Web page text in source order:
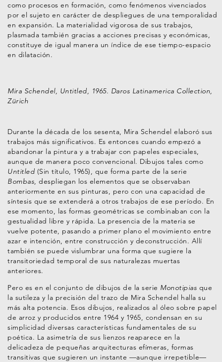
como procesos en formación, como fenómenos vivenciados
por el sujeto en carácter de despliegues de una temporalidad
en expansión. La materialidad vigorosa de sus trabajos,
plasmada también gracias a acciones precisas y económicas,
constituye de igual manera un índice de ese tiempo-espacio
en dilatación.
Mira Schendel, Untitled, 1965. Daros Latinamerica Collection,
Zürich
Durante la década de los sesenta, Mira Schendel elaboró sus
trabajos más significativos. Es entonces cuando empezó a
abandonar la pintura y a trabajar con papeles especiales,
aunque de manera poco convencional. Dibujos tales como
Untitled (Sin título, 1965), que forma parte de la serie
Bombas, despliegan los elementos que se observaban
anteriormente en sus pinturas, pero con una capacidad de
síntesis que se extenderá a otros trabajos de ese período. En
ese momento, las formas geométricas se combinaban con la
gestualidad libre y rápida. La presencia de la materia se
vuelve potente, pasando a primer plano el movimiento entre
azar e intención, entre construcción y deconstrucción. Allí
también se puede vislumbrar una forma que sugiere la
transitoriedad temporal de sus naturalezas muertas
anteriores.
Pero es en el conjunto de dibujos de la serie Monotipias que
la sutileza y la precisión del trazo de Mira Schendel halla su
más alta potencia. Esos dibujos, realizados al óleo sobre papel
de arroz y producidos entre 1964 y 1965, condensan en su
simplicidad diversas características fundamentales de su
poética. La asimetría de sus lienzos reaparece en la
delicadeza de pequeñas arquitecturas efímeras, formas
transitivas que sugieren un instante —aunque irrepetible—